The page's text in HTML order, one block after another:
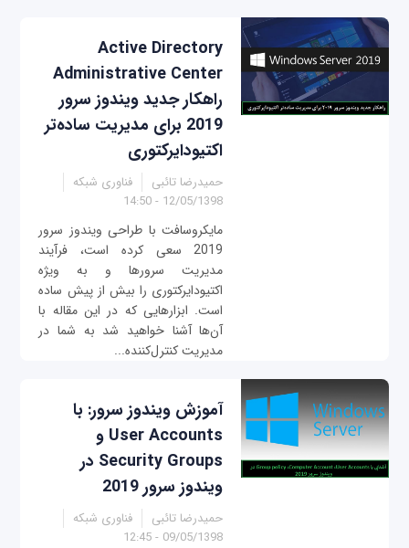
Active Directory
Administrative Center
راهکار جدید ویندوز سرور
2019 برای مدیریت ساده‌تر
اکتیودایرکتوری
حمیدرضا تائبی
فناوری شبکه
12/05/1398 - 14:50
مایکروسافت با طراحی ویندوز سرور
2019 سعی کرده است، فرآیند
مدیریت سرورها و به ویژه
اکتیودایرکتوری را بیش از پیش ساده
است. ابزارهایی که در این مقاله با
آن‌ها آشنا خواهید شد به شما در
مدیریت کنترل‌کننده...
آموزش ویندوز سرور: با
User Accounts و
Security Groups در
ویندوز سرور 2019
حمیدرضا تائبی
فناوری شبکه
09/05/1398 - 12:45